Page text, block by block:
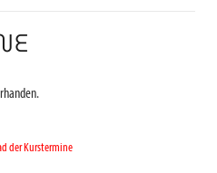
der Kurstermine